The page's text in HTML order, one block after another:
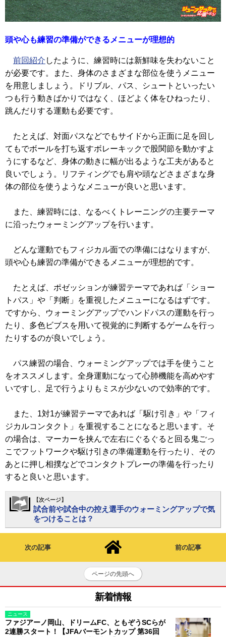
頭や心も練習の準備ができるメニューが理想的
前回紹介 したように、練習時には新鮮味を失わないこと
が必要です。また、身体のさまざまな部位を使うメニュー
を用意しましょう。ドリブル、パス、シュートといったい
つも行う動きばかりではなく、ほどよく体をひねったり、
跳んだりする運動も必要です。
たとえば、対面パスなどでもサイドから正面に足を回し
てもでボールを打ち返すボレーキックで股関節を動かすよ
うにするなど、身体の動きに幅が出るような工夫があると
良いでしょう。リフティングでも肩や頭などさまざまな身
体の部位を使うようなメニューが良いと思います。
また、練習時には、なるべくトレーニングの主要テーマ
に沿ったウォーミングアップを行います。
どんな運動でもフィジカル面での準備にはなりますが、
頭や心も練習の準備ができるメニューが理想的です。
たとえば、ポゼッションが練習テーマであれば「ショー
トパス」や「判断」を重視したメニューになるはずです。
ですから、ウォーミングアップでハンドパスの運動を行っ
たり、多色ビブスを用いて視覚的に判断するゲームを行っ
たりするのが良いでしょう。
パス練習の場合、ウォーミングアップでは手を使うこと
をオススメします。全身運動になって心肺機能を高めやす
いですし、足で行うよりもミスが少ないので効率的です。
また、1対1が練習テーマであれば「駆け引き」や「フィ
ジカルコンタクト」を重視することになると思います。そ
の場合は、マーカーを挟んで左右にぐるぐると回る鬼ごっ
こでフットワークや駆け引きの準備運動を行ったり、その
あとに押し相撲などでコンタクトプレーの準備を行ったり
すると良いと思います。
【次ページ】
試合前や試合中の控え選手のウォーミングアップで気
をつけることは？
次の記事 前の記事
ページの先頭へ
新着情報
ニュース
ファジアーノ岡山、ドリームFC、ともぞうSCらが
2連勝スタート！【JFAバーモントカップ 第36回